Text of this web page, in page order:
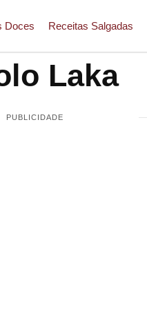
Doces Receitas Salgadas
Laka